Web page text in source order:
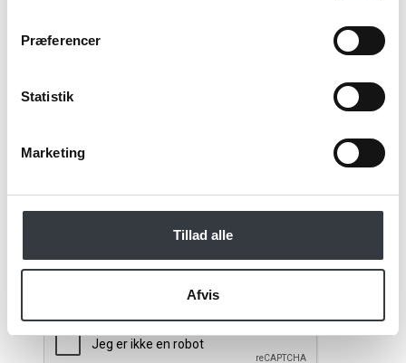
Præferencer
Statistik
Marketing
Tillad alle
Afvis
specialistenspersondatapolitik. *
*Obligatorisk